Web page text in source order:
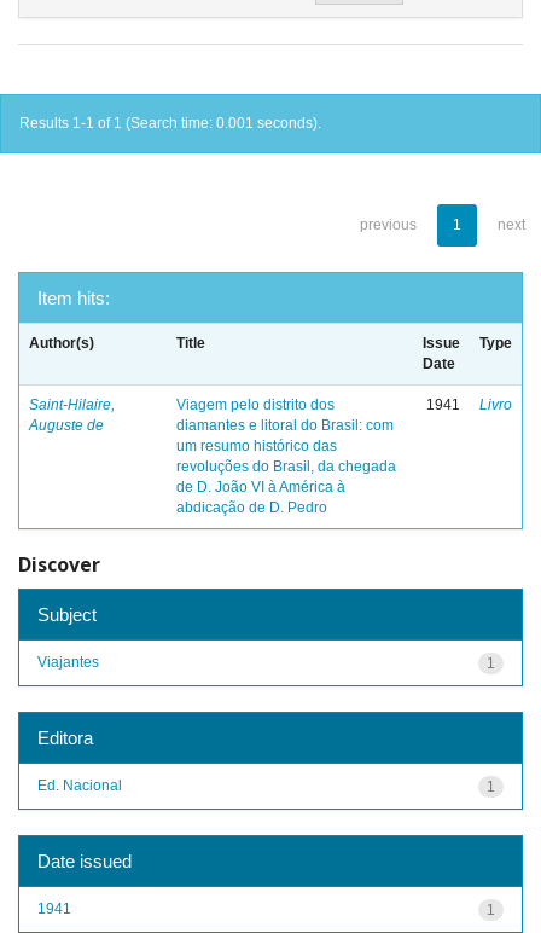
Results 1-1 of 1 (Search time: 0.001 seconds).
previous 1 next
Item hits:
Author(s) Title
Issue
Date
Type
Saint-Hilaire,
Auguste de
Viagem pelo distrito dos
diamantes e litoral do Brasil: com
um resumo histórico das
revoluções do Brasil, da chegada
de D. João VI à América à
abdicação de D. Pedro
1941 Livro
Discover
Subject
1
Viajantes
Editora
1
Ed. Nacional
Date issued
1
1941